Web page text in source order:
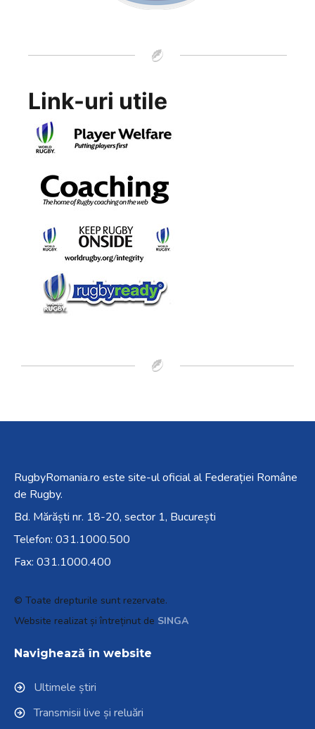
Link-uri utile
RugbyRomania.ro este site-ul oficial al Federației Române
de Rugby.
Bd. Mărăști nr. 18-20, sector 1, București
Telefon: 031.1000.500
Fax: 031.1000.400
© Toate drepturile sunt rezervate.
Website realizat și întreținut de SINGA
Navighează în website
Ultimele știri
Transmisii live și reluări